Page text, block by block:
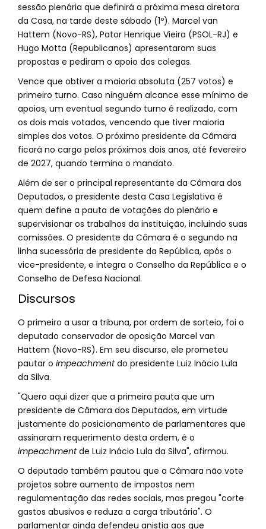
sessão plenária que definirá a próxima mesa diretora
da Casa, na tarde deste sábado (1º). Marcel van
Hattem (Novo-RS), Pator Henrique Vieira (PSOL-RJ) e
Hugo Motta (Republicanos) apresentaram suas
propostas e pediram o apoio dos colegas.
Vence que obtiver a maioria absoluta (257 votos) e
primeiro turno. Caso ninguém alcance esse mínimo de
apoios, um eventual segundo turno é realizado, com
os dois mais votados, vencendo que tiver maioria
simples dos votos. O próximo presidente da Câmara
ficará no cargo pelos próximos dois anos, até fevereiro
de 2027, quando termina o mandato.
Além de ser o principal representante da Câmara dos
Deputados, o presidente desta Casa Legislativa é
quem define a pauta de votações do plenário e
supervisionar os trabalhos da instituição, incluindo suas
comissões. O presidente da Câmara é o segundo na
linha sucessória de presidente da República, após o
vice-presidente, e integra o Conselho da República e o
Conselho de Defesa Nacional.
Discursos
O primeiro a usar a tribuna, por ordem de sorteio, foi o
deputado conservador de oposição Marcel van
Hattem (Novo-RS). Em seu discurso, ele prometeu
pautar o impeachmentdo presidente Luiz Inácio Lula
da Silva.
"Quero aqui dizer que a primeira pauta que um
presidente de Câmara dos Deputados, em virtude
justamente do posicionamento de parlamentares que
assinaram requerimento desta ordem, é o
impeachmentde Luiz Inácio Lula da Silva", afirmou.
O deputado também pautou que a Câmara não vote
projetos sobre aumento de impostos nem
regulamentação das redes sociais, mas pregou "corte
gastos abusivos e reduza a carga tributária". O
parlamentar ainda defendeu anistia aos que